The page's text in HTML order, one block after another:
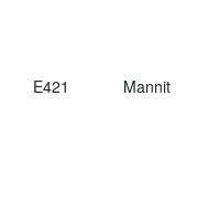
E421 Mannit